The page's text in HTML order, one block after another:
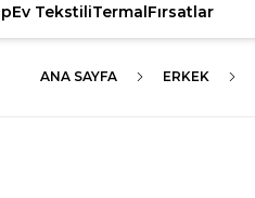
Ev TekstiliTermalFırsatlar
ANA SAYFA ERKEK